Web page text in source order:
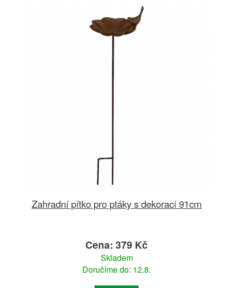
Zahradní pítko pro ptáky s dekorací 91cm
Cena: 379 Kč
Skladem
Doručíme do: 12.8.